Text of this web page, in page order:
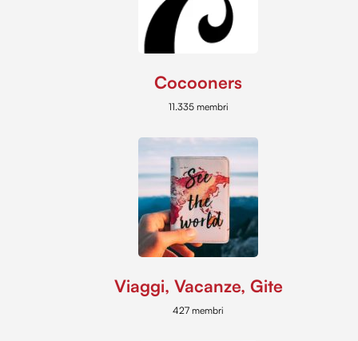
Cocooners
11.335 membri
Viaggi, Vacanze, Gite
427 membri